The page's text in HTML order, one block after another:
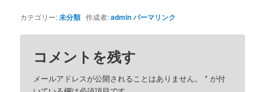
カテゴリー:未分類 作成者:adminパーマリンク
コメントを残す
メールアドレスが公開されることはありません。* が付